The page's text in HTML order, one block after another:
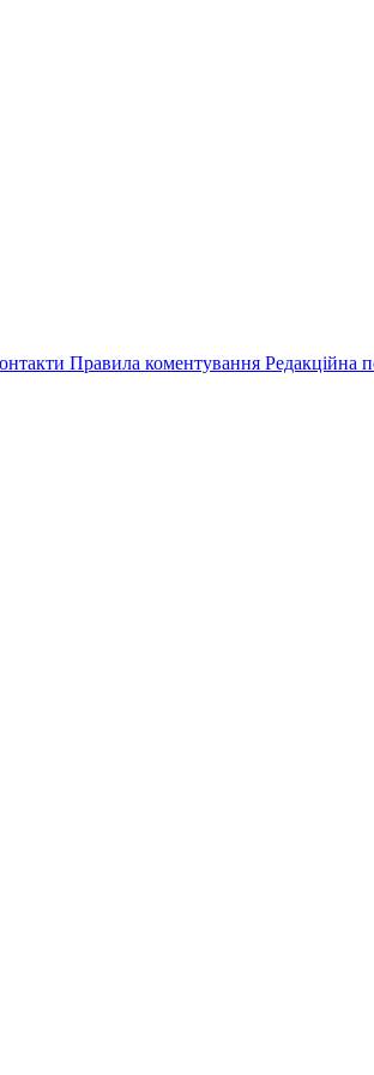
Правила коментування Редакційна